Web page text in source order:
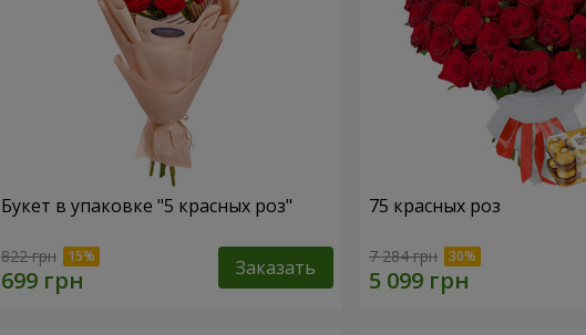
Букет в упаковке "5 красных роз"
822 грн Заказать
75 красных роз
7 284 грн